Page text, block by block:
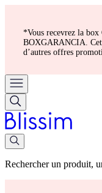
*Vous recevrez la box
BOXGARANCIA.
d’autres offres
Rechercher un produit,